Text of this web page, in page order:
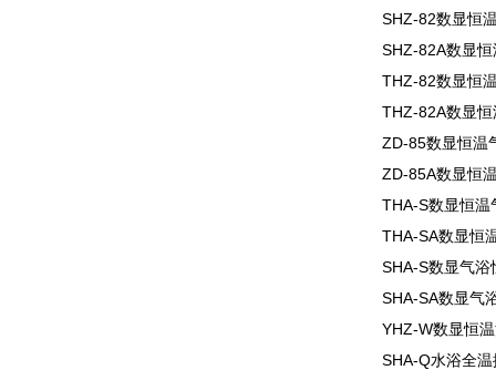
SHZ-82数显恒
SHZ-82A数显
THZ-82数显恒
THZ-82A数显
ZD-85数显恒温
ZD-85A数显恒
THA-S数显恒温
THA-SA数显恒
SHA-S数显气浴
SHA-SA数显气
YHZ-W数显恒
SHA-Q水浴全温